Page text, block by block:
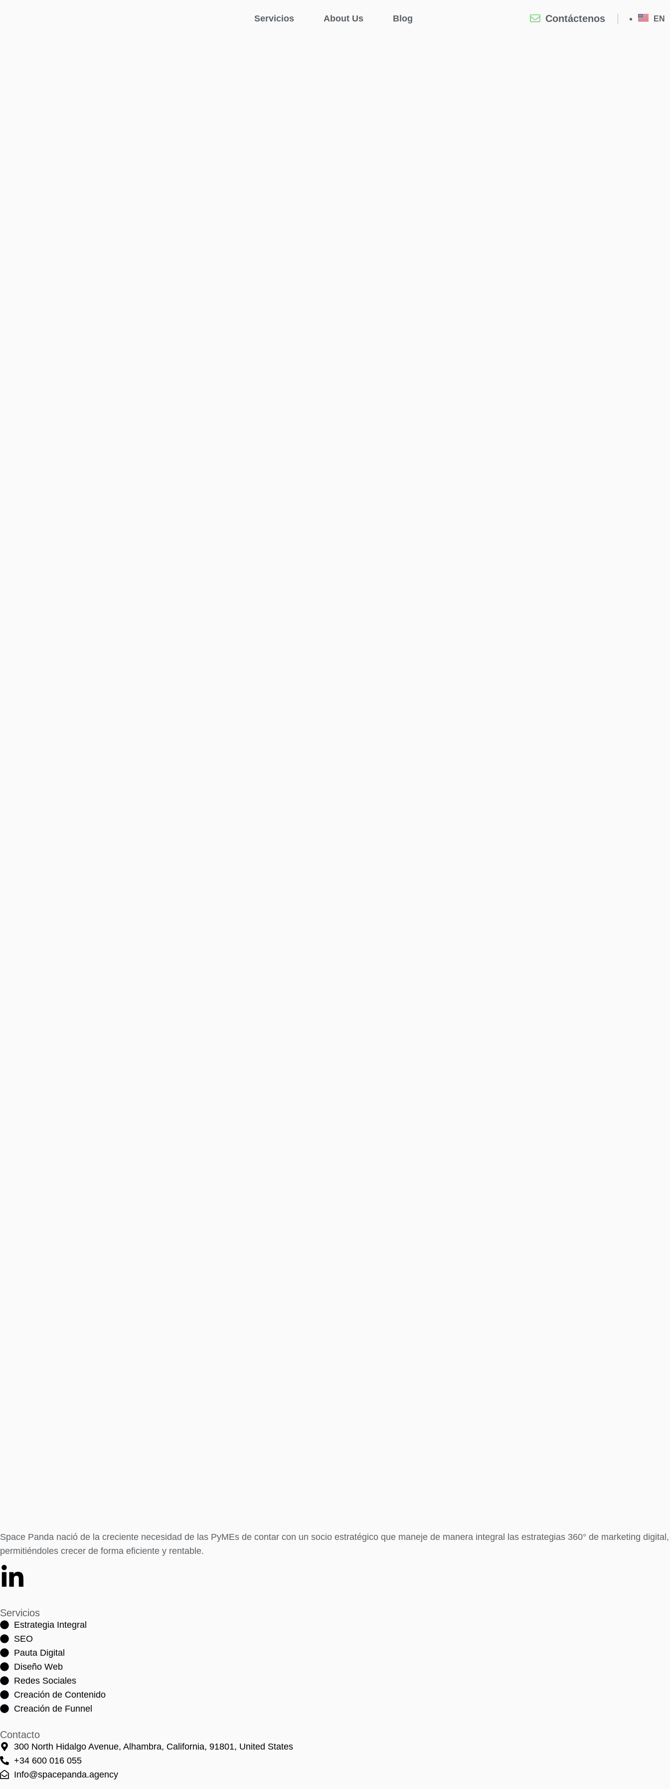
Servicios About Us Blog Contáctenos EN
Space Panda nació de la creciente necesidad de las PyMEs de contar con un socio estratégico que maneje de manera integral las estrategias 360° de marketing digital,
permitiéndoles crecer de forma eficiente y rentable.
Servicios
Estrategia Integral
SEO
Pauta Digital
Diseño Web
Redes Sociales
Creación de Contenido
Creación de Funnel
Contacto
300 North Hidalgo Avenue, Alhambra, California, 91801, United States
+34 600 016 055
Info@spacepanda.agency